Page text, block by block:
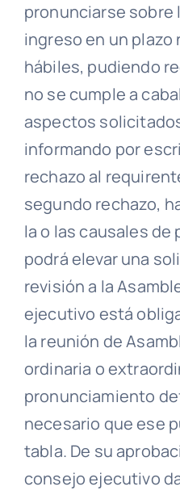
pronunciarse sobre
ingreso en un plazo
hábiles, pudiendo
no se cumple a
aspectos
informando por
rechazo al
segundo rechazo,
la o lascausalesde
podrá elevar una
revisión a la
ejecutivo está
la reunión de
ordinaria o
pronunciamiento
necesario que ese
tabla. De su
consejo ejecutivo